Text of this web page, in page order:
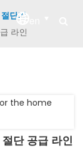
단기
라인
단 공급 라인